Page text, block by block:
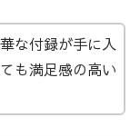
な付録が手に入
も満足感の高い